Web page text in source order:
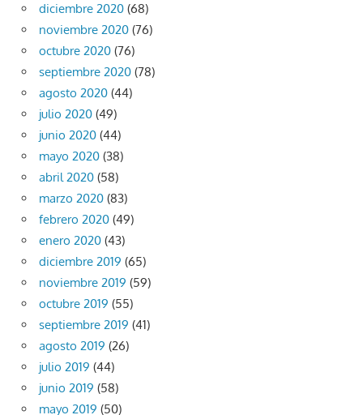
diciembre 2020 (68)
noviembre 2020 (76)
octubre 2020 (76)
septiembre 2020 (78)
agosto 2020 (44)
julio 2020 (49)
junio 2020 (44)
mayo 2020 (38)
abril 2020 (58)
marzo 2020 (83)
febrero 2020 (49)
enero 2020 (43)
diciembre 2019 (65)
noviembre 2019 (59)
octubre 2019 (55)
septiembre 2019 (41)
agosto 2019 (26)
julio 2019 (44)
junio 2019 (58)
mayo 2019 (50)